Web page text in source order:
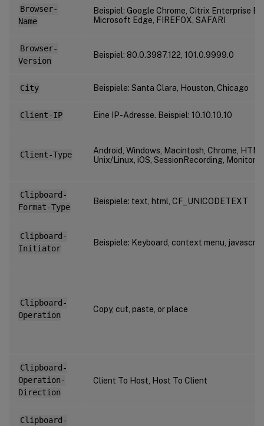
Browser-
Name
Beispiel: Google Chrome, Citrix Enterprise
Microsoft Edge, FIREFOX, SAFARI
Browser-
Version
Beispiel: 80.0.3987.122, 101.0.9999.0
City Beispiele: Santa Clara, Houston, Chicago
Client-IP Eine IP-Adresse. Beispiel: 10.10.10.10
Client-Type
Android, Windows, Macintosh, Chrome,
Unix/Linux, iOS, SessionRecording, Monitor
Clipboard-
Format-Type
Beispiele: text, html, CF_UNICODETEXT
Clipboard-
Initiator
Beispiele: Keyboard, context menu,
Clipboard-
Operation
Copy, cut, paste, or place
Clipboard-
Operation-
Direction
Client To Host, Host To Client
Clipboard-